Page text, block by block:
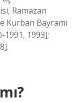
Ramazan
Kurban Bayramı
1991, 1993];